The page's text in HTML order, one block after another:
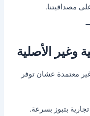
وغير الأصلية
معتمدة عشان توفر
بتبوز بسرعة.